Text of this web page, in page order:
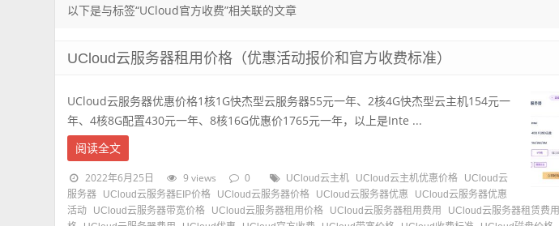
以下是与标签“UCloud官方收费”相关联的文章
UCloud云服务器租用价格（优惠活动报价和官方收费标准）
UCloud云服务器优惠价格1核1G快杰型云服务器55元一年、2核4G快杰型云主机154元一
年、4核8G配置430元一年、8核16G优惠价1765元一年，以上是Inte ...
阅读全文
2022年6月25日 9 views 0 UCloud云主机 UCloud云主机优惠价格
UCloud云
服务器
UCloud云服务器EIP价格 UCloud云服务器价格 UCloud云服务器优惠
UCloud云服务器优惠
活动
UCloud云服务器带宽价格 UCloud云服务器租用价格 UCloud云服务器租用费用 UCloud云服务器租赁费用